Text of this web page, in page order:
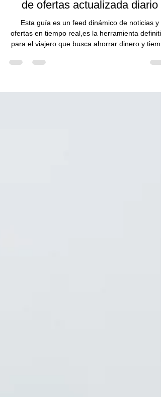
SAN DIEGO CALIFORNIA:
de ofertas actualizada diario
Esta guía es un feed dinámico de noticias y
para el viajero que busca ahorrar dinero y